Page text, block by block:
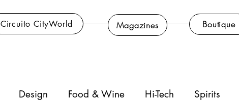
Magazines Boutique
Circuito CityWorld
Design Food & Wine Hi-Tech Spirits